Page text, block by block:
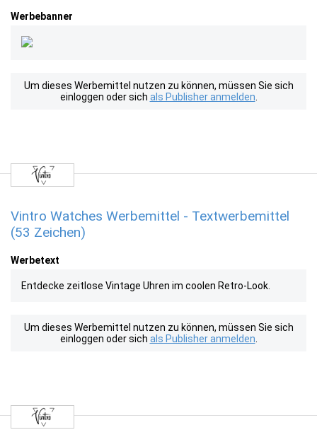
Werbebanner
Um dieses Werbemittel nutzen zu können, müssen Sie sich
einloggen oder sich als Publisher anmelden
Vintro Watches Werbemittel - Textwerbemittel
(53 Zeichen)
Werbetext
Entdecke zeitlose Vintage Uhren im coolen Retro-Look.
Um dieses Werbemittel nutzen zu können, müssen Sie sich
einloggen oder sich als Publisher anmelden